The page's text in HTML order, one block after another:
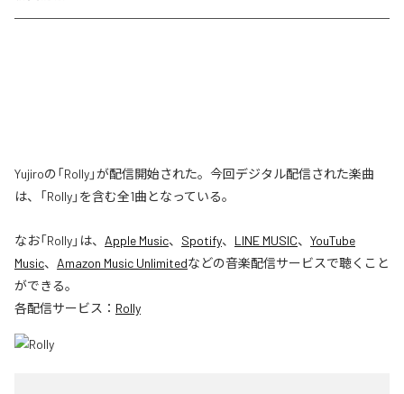
Yujiroの「Rolly」が配信開始された。今回デジタル配信された楽曲
は、「Rolly」を含む全1曲となっている。
なお「Rolly」は、 Apple Music、 Spotify、 LINE MUSIC、 YouTube
Music、 Amazon Music Unlimitedなどの音楽配信サービスで聴くこと
ができる。
各配信サービス： Rolly